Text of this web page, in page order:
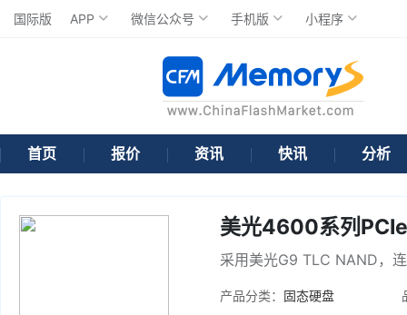
国际版 APP 微信公众号 手机版 小程序
首页 报价 资讯 快讯 分析
美光4600系列
采用美光G9 TLC NAND，
产品分类： 固态硬盘